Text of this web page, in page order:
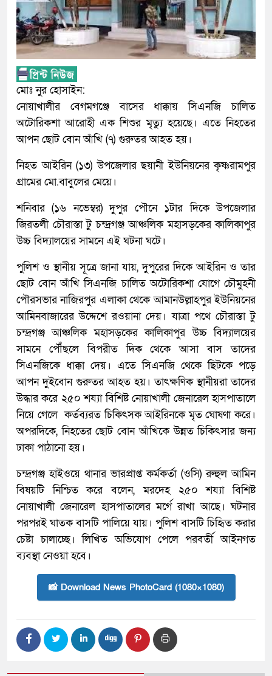
মোঃ নুর হোসাইন:
নোয়াখালীর বেগমগঞ্জে বাসের ধাক্কায় সিএনজি চালিত
অটোরিকশা আরোহী এক শিশুর মৃত্যু হয়েছে। এতে নিহতের
আপন ছোট বোন আঁখি (৭) গুরুতর আহত হয়।
নিহত আইরিন (১৩) উপজেলার ছয়ানী ইউনিয়নের কৃষ্ণরামপুর
গ্রামের মো.বাবুলের মেয়ে।
শনিবার (১৬ নভেম্বর) দুপুর পৌনে ১টার দিকে উপজেলার
জিরতলী চৌরাস্তা টু চন্দ্রগঞ্জ আঞ্চলিক মহাসড়কের কালিকাপুর
উচ্চ বিদ্যালয়ের সামনে এই ঘটনা ঘটে।
পুলিশ ও স্থানীয় সূত্রে জানা যায়, দুপুরের দিকে আইরিন ও তার
ছোট বোন আঁখি সিএনজি চালিত অটোরিকশা যোগে চৌমুহনী
পৌরসভার নাজিরপুর এলাকা থেকে আমানউল্লাহপুর ইউনিয়নের
আমিনবাজারের উদ্দেশে রওয়ানা দেয়। যাত্রা পথে চৌরাস্তা টু
চন্দ্রগঞ্জ আঞ্চলিক মহাসড়কের কালিকাপুর উচ্চ বিদ্যালয়ের
সামনে পৌঁঁছলে বিপরীত দিক থেকে আসা বাস তাদের
সিএনজিকে ধাক্কা দেয়। এতে সিএনজি থেকে ছিটকে পড়ে
আপন দুইবোন গুরুতর আহত হয়। তাৎক্ষণিক স্থানীয়রা তাদের
উদ্ধার করে ২৫০ শয্যা বিশিষ্ট নোয়াখালী জেনারেল হাসপাতালে
নিয়ে গেলে কর্তব্যরত চিকিৎসক আইরিনকে মৃত ঘোষণা করে।
অপরদিকে, নিহতের ছোট বোন আঁখিকে উন্নত চিকিৎসার জন্য
ঢাকা পাঠানো হয়।
চন্দ্রগঞ্জ হাইওয়ে থানার ভারপ্রাপ্ত কর্মকর্তা (ওসি) রুহুল আমিন
বিষয়টি নিশ্চিত করে বলেন, মরদেহ ২৫০ শয্যা বিশিষ্ট
নোয়াখালী জেনারেল হাসপাতালের মর্গে রাখা আছে। ঘটনার
পরপরই ঘাতক বাসটি পালিয়ে যায়। পুলিশ বাসটি চিহিৃত করার
চেষ্টা চালাচ্ছে। লিখিত অভিযোগ পেলে পরবর্তী আইনগত
ব্যবস্থা নেওয়া হবে।
📸 Download News PhotoCard (1080×1080)